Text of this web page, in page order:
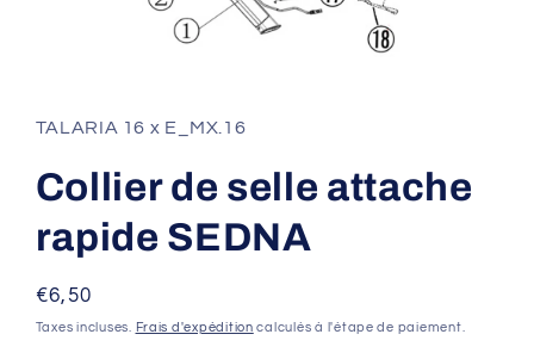
1
dans
fenêtre
modale
TALARIA 16 x E_MX.16
Collier de selle attache
rapide SEDNA
Prix
habituel
€6,50
Taxes incluses. Frais d'expédition calculés à l'étape de paiement.